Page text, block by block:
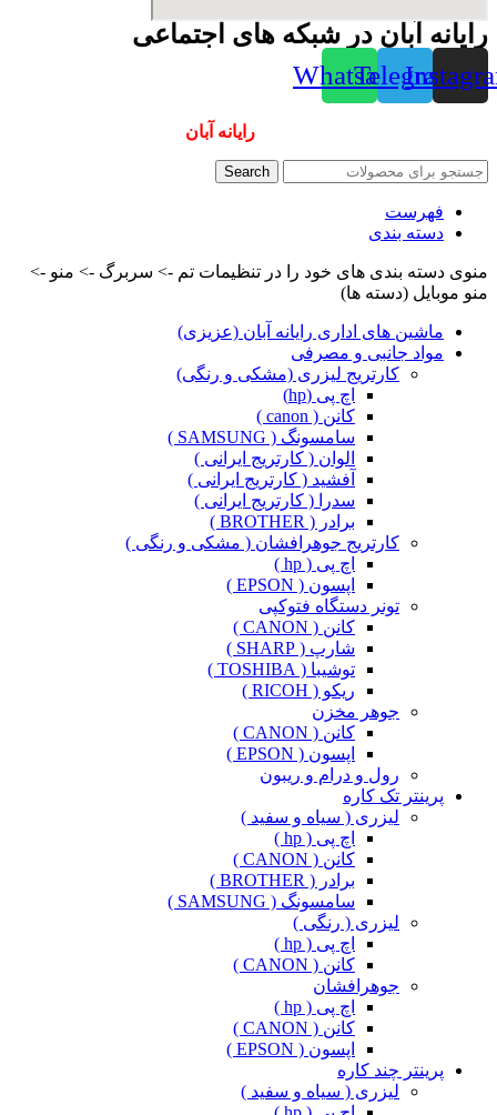
رایانه آبان در شبکه های اجتماعی
Telegram
Whatsapp
رایانه آبان
Search
فهرست
دسته بندی
منوی دسته بندی های خود را در تنظیمات تم -> سربرگ -> منو ->
منو موبایل (دسته ها)
ماشین های اداری رایانه آبان (عزیزی)
مواد جانبی و مصرفی
کارتریج لیزری (مشکی و رنگی)
اچ پی (hp)
کانن ( canon )
سامسونگ ( SAMSUNG )
الوان ( کارتریج ایرانی )
آفشید ( کارتریج ایرانی )
سدرا ( کارتریج ایرانی )
برادر ( BROTHER )
کارتریج جوهرافشان ( مشکی و رنگی )
اچ پی ( hp )
اپسون ( EPSON )
تونر دستگاه فتوکپی
کانن ( CANON )
شارپ ( SHARP )
توشیبا ( TOSHIBA )
ریکو ( RICOH )
جوهر مخزن
کانن ( CANON )
اپسون ( EPSON )
رول و درام و ریبون
پرینتر تک کاره
لیزری ( سیاه و سفید )
اچ پی ( hp )
کانن ( CANON )
برادر ( BROTHER )
سامسونگ ( SAMSUNG )
لیزری ( رنگی )
اچ پی ( hp )
کانن ( CANON )
جوهرافشان
اچ پی ( hp )
کانن ( CANON )
اپسون ( EPSON )
پرینتر چند کاره
لیزری ( سیاه و سفید )